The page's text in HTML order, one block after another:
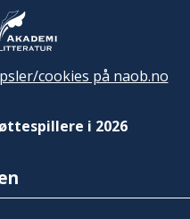
cookies på naob.no
i 2026